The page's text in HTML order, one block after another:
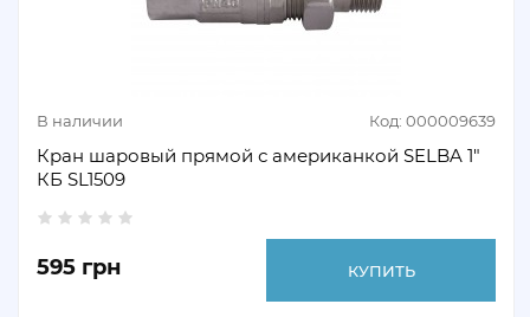
В наличии Код: 000009639
Кран шаровый прямой с американкой SELBA 1"
КБ SL1509
595 грн КУПИТЬ